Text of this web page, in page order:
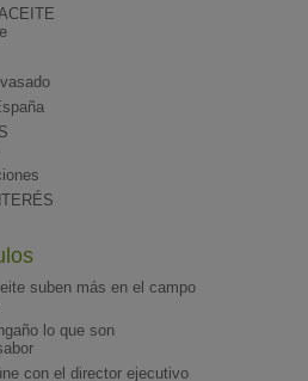
suben más en el campo
lo que son
con el director ejecutivo